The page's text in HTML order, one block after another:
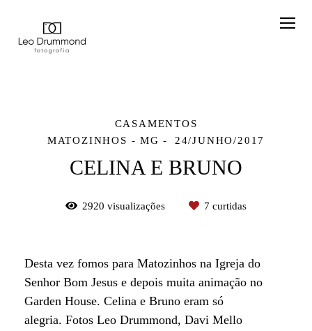
CASAMENTOS
MATOZINHOS - MG
24/JUNHO/2017
CELINA E BRUNO
2920 visualizações 7 curtidas
Desta vez fomos para Matozinhos na Igreja do
Senhor Bom Jesus e depois muita animação no
Garden House. Celina e Bruno eram só
alegria. Fotos Leo Drummond, Davi Mello